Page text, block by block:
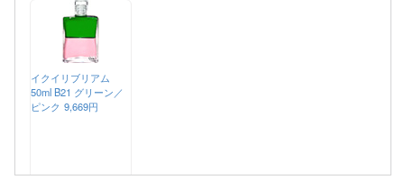
イクイリブリアム
50ml B21 グリーン／
ピンク 9,669円